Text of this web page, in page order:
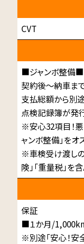
CVT
■ジャンボ整備■
契約後～納車ま
支払総額から別
点検記録簿が発
※安心32項目！
ャンボ整備」をオ
※車検受け渡し
険」「重量税」を
保証
■１か月/
※別途「安心！安